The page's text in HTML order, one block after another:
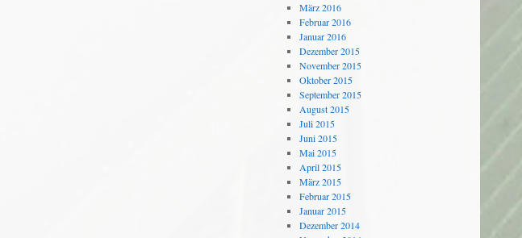
März 2016
Februar 2016
Januar 2016
Dezember 2015
November 2015
Oktober 2015
September 2015
August 2015
Juli 2015
Juni 2015
Mai 2015
April 2015
März 2015
Februar 2015
Januar 2015
Dezember 2014